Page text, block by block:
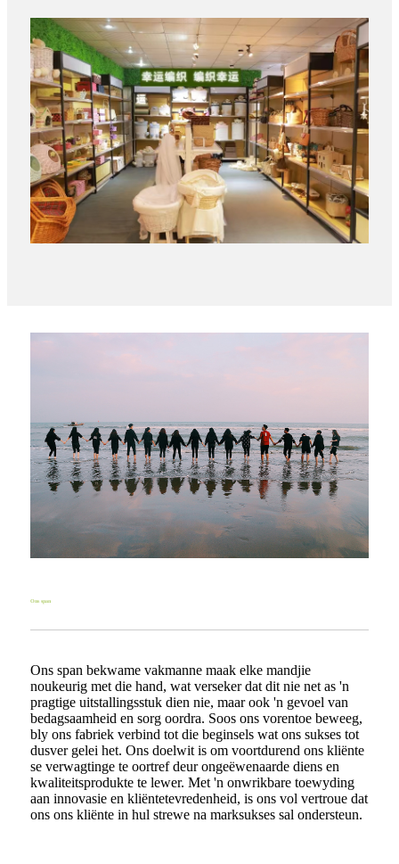
Ons span
Ons span bekwame vakmanne maak elke mandjie
noukeurig met die hand, wat verseker dat dit nie net as 'n
pragtige uitstallingsstuk dien nie, maar ook 'n gevoel van
bedagsaamheid en sorg oordra. Soos ons vorentoe beweeg,
bly ons fabriek verbind tot die beginsels wat ons sukses tot
dusver gelei het. Ons doelwit is om voortdurend ons kliënte
se verwagtinge te oortref deur ongeëwenaarde diens en
kwaliteitsprodukte te lewer. Met 'n onwrikbare toewyding
aan innovasie en kliëntetevredenheid, is ons vol vertroue dat
ons ons kliënte in hul strewe na marksukses sal ondersteun.